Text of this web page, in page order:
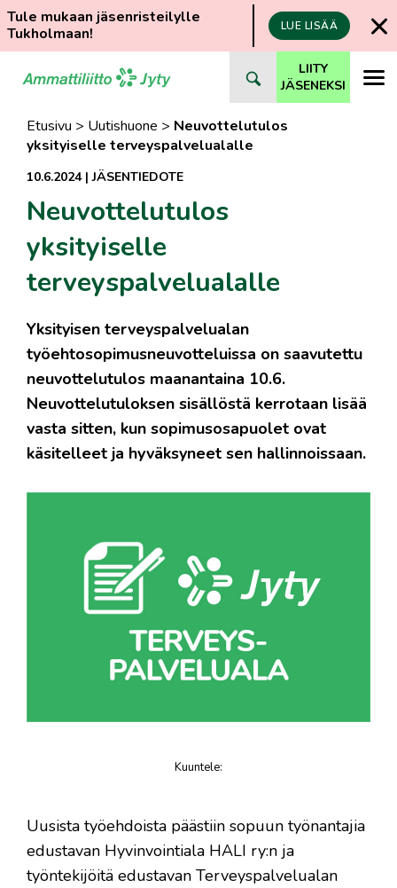
Tule mukaan jäsenristeilylle
Tukholmaan!
LUE LISÄÄ
suoraan
LIITY
JÄSENEKSI
Etusivu > Uutishuone > Neuvottelutulos
yksityiselle terveyspalvelualalle
10.6.2024|JÄSENTIEDOTE
Neuvottelutulos
yksityiselle
terveyspalvelualalle
Yksityisen terveyspalvelualan
työehtosopimusneuvotteluissa on saavutettu
neuvottelutulos maanantaina 10.6.
Neuvottelutuloksen sisällöstä kerrotaan lisää
vasta sitten, kun sopimusosapuolet ovat
käsitelleet ja hyväksyneet sen hallinnoissaan.
Kuuntele:
Uusista työehdoista päästiin sopuun työnantajia
edustavan Hyvinvointiala HALI ry:n ja
työntekijöitä edustavan Terveyspalvelualan